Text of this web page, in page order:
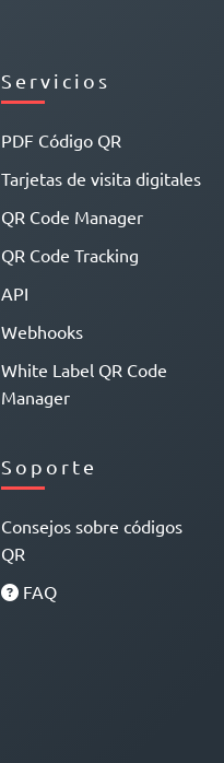
Servicios
PDF Código QR
Tarjetas de visita digitales
QR Code Manager
QR Code Tracking
API
Webhooks
White Label QR Code
Manager
Soporte
Consejos sobre códigos
QR
FAQ